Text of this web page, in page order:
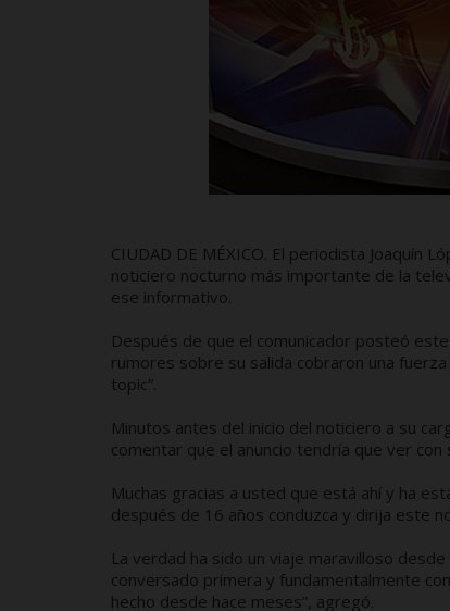
CIUDAD DE MÉXICO. El periodista Joaquín
noticiero nocturno más importante de la
ese informativo.
Después de que el comunicador posteó
rumores sobre su salida cobraron una
topic”.
Minutos antes del inicio del noticiero a su
comentar que el anuncio tendría que ver
Muchas gracias a usted que está ahí y ha
después de 16 años conduzca y dirija este
La verdad ha sido un viaje maravilloso
conversado primera y fundamentalmente
hecho desde hace meses”, agregó.